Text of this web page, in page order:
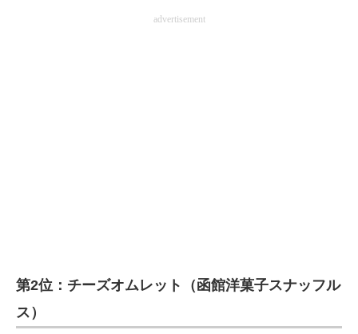
advertisement
第2位：チーズオムレット（函館洋菓子スナッフル
ス）